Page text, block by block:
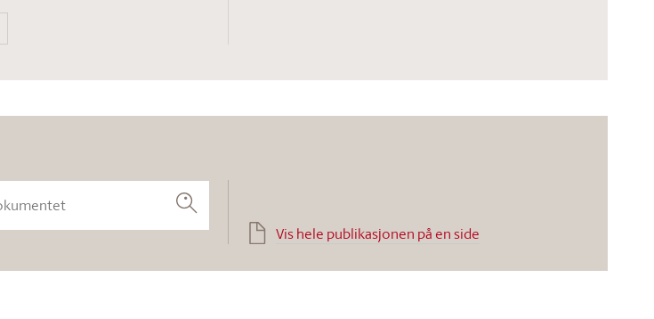
Søk
Vis hele publikasjonen på en side